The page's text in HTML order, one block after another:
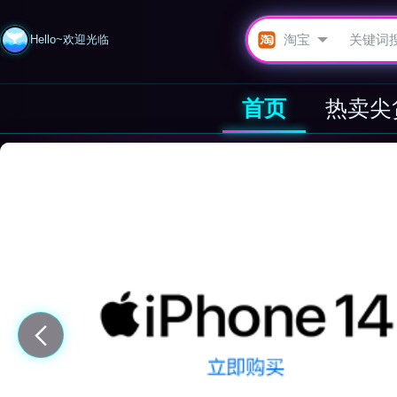
Hello~欢迎光临
首页 热卖尖
